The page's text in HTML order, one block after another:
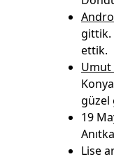
gittik.
ettik.
Umut
güzel
19
Lise